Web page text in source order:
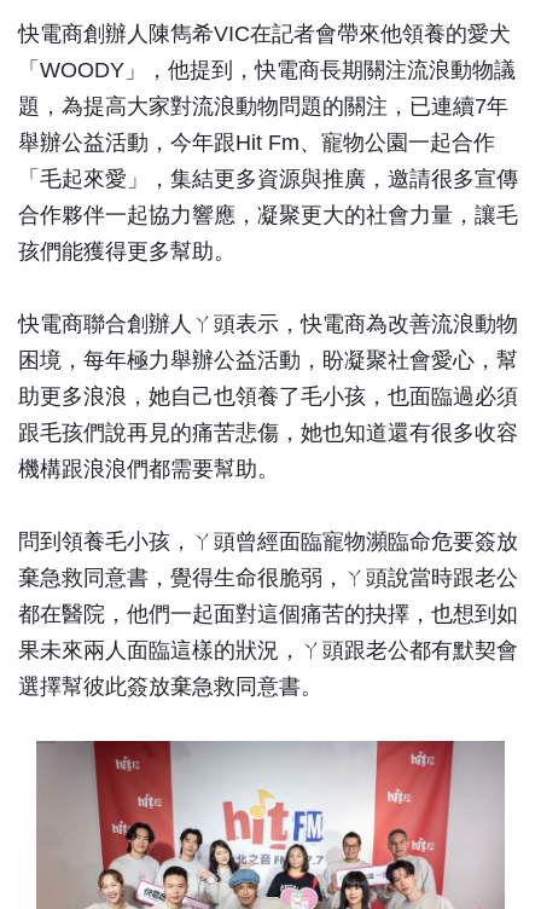
快電商創辦人陳雋希VIC在記者會帶來他領養的愛犬
「WOODY」，他提到，快電商長期關注流浪動物議
題，為提高大家對流浪動物問題的關注，已連續7年
舉辦公益活動，今年跟Hit Fm、寵物公園一起合作
「毛起來愛」，集結更多資源與推廣，邀請很多宣傳
合作夥伴一起協力響應，凝聚更大的社會力量，讓毛
孩們能獲得更多幫助。
快電商聯合創辦人ㄚ頭表示，快電商為改善流浪動物
困境，每年極力舉辦公益活動，盼凝聚社會愛心，幫
助更多浪浪，她自己也領養了毛小孩，也面臨過必須
跟毛孩們說再見的痛苦悲傷，她也知道還有很多收容
機構跟浪浪們都需要幫助。
問到領養毛小孩，ㄚ頭曾經面臨寵物瀕臨命危要簽放
棄急救同意書，覺得生命很脆弱，ㄚ頭說當時跟老公
都在醫院，他們一起面對這個痛苦的抉擇，也想到如
果未來兩人面臨這樣的狀況，ㄚ頭跟老公都有默契會
選擇幫彼此簽放棄急救同意書。